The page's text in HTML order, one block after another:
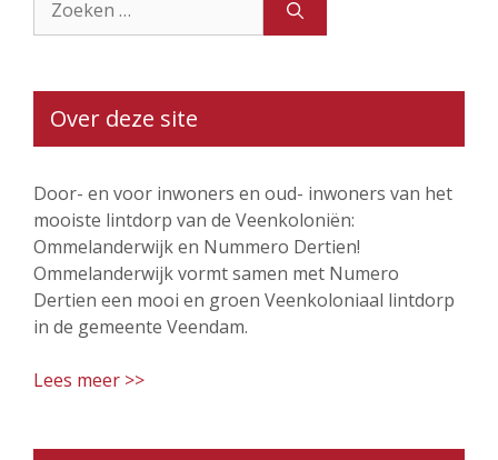
naar:
Over deze site
Door- en voor inwoners en oud- inwoners van het
mooiste lintdorp van de Veenkoloniën:
Ommelanderwijk en Nummero Dertien!
Ommelanderwijk vormt samen met Numero
Dertien een mooi en groen Veenkoloniaal lintdorp
in de gemeente Veendam.
Lees meer >>